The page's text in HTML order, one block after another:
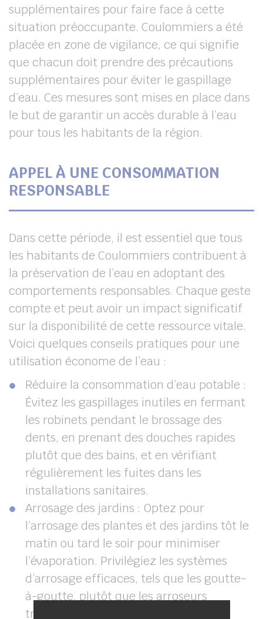
supplémentaires pour faire face à cette
situation préoccupante. Coulommiers a été
placée en zone de vigilance, ce qui signifie
que chacun doit prendre des précautions
supplémentaires pour éviter le gaspillage
d’eau. Ces mesures sont mises en place dans
le but de garantir un accès durable à l’eau
pour tous les habitants de la région.
APPEL À UNE CONSOMMATION
RESPONSABLE
Dans cette période, il est essentiel que tous
les habitants de Coulommiers contribuent à
la préservation de l’eau en adoptant des
comportements responsables. Chaque geste
compte et peut avoir un impact significatif
sur la disponibilité de cette ressource vitale.
Voici quelques conseils pratiques pour une
utilisation économe de l’eau :
Réduire la consommation d’eau potable :
Évitez les gaspillages inutiles en fermant
les robinets pendant le brossage des
dents, en prenant des douches rapides
plutôt que des bains, et en vérifiant
régulièrement les fuites dans les
installations sanitaires.
Arrosage des jardins : Optez pour
l’arrosage des plantes et des jardins tôt le
matin ou tard le soir pour minimiser
l’évaporation. Privilégiez les systèmes
d’arrosage efficaces, tels que les goutte-
à-goutte, plutôt que les arroseurs
traditionnels.